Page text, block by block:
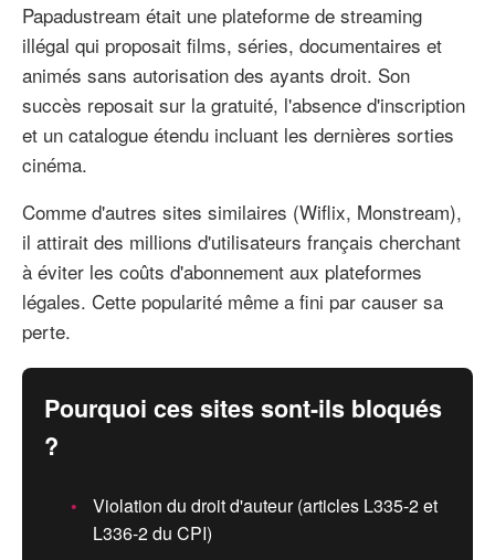
Papadustream était une plateforme de streaming
illégal qui proposait films, séries, documentaires et
animés sans autorisation des ayants droit. Son
succès reposait sur la gratuité, l'absence d'inscription
et un catalogue étendu incluant les dernières sorties
cinéma.
Comme d'autres sites similaires (Wiflix, Monstream),
il attirait des millions d'utilisateurs français cherchant
à éviter les coûts d'abonnement aux plateformes
légales. Cette popularité même a fini par causer sa
perte.
Pourquoi ces sites sont-ils bloqués
?
Violation du droit d'auteur (articles L335-2 et
L336-2 du CPI)